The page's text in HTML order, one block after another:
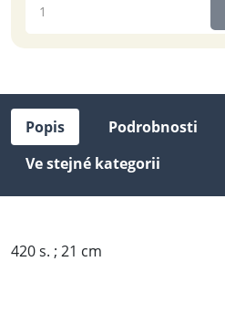
Popis
Podrobnosti
Ve stejné kategorii
420 s. ; 21 cm